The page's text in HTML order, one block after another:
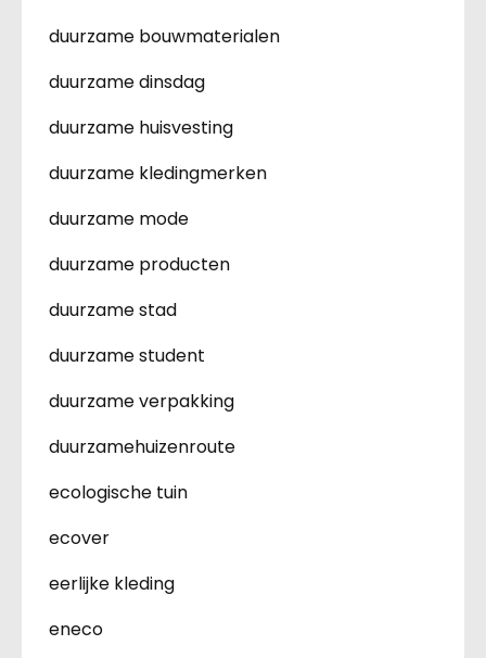
duurzame bouwmaterialen
duurzame dinsdag
duurzame huisvesting
duurzame kledingmerken
duurzame mode
duurzame producten
duurzame stad
duurzame student
duurzame verpakking
duurzamehuizenroute
ecologische tuin
ecover
eerlijke kleding
eneco